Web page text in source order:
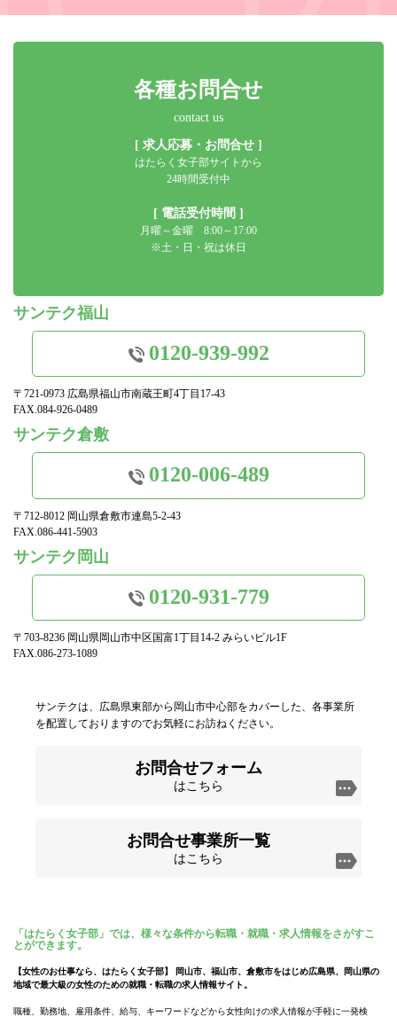
各種お問合せ
contact us
[ 求人応募・お問合せ ]
はたらく女子部サイトから
24時間受付中
[ 電話受付時間 ]
月曜～金曜 8:00～17:00
※土・日・祝は休日
サンテク福山
0120-939-992
〒721-0973 広島県福山市南蔵王町4丁目17-43
FAX.084-926-0489
サンテク倉敷
0120-006-489
〒712-8012 岡山県倉敷市連島5-2-43
FAX.086-441-5903
サンテク岡山
0120-931-779
〒703-8236 岡山県岡山市中区国富1丁目14-2 みらいビル1F
FAX.086-273-1089
サンテクは、広島県東部から岡山市中心部をカバーした、各事業所
を配置しておりますのでお気軽にお訪ねください。
お問合せフォーム
はこちら
お問合せ事業所一覧
はこちら
「はたらく女子部」では、様々な条件から転職・就職・求人情報をさがすこ
とができます。
【女性のお仕事なら、はたらく女子部】 岡山市、福山市、倉敷市をはじめ広島県、岡山県の
地域で最大級の女性のための就職・転職の求人情報サイト。
職種、勤務地、雇用条件、給与、キーワードなどから女性向けの求人情報が手軽に一発検